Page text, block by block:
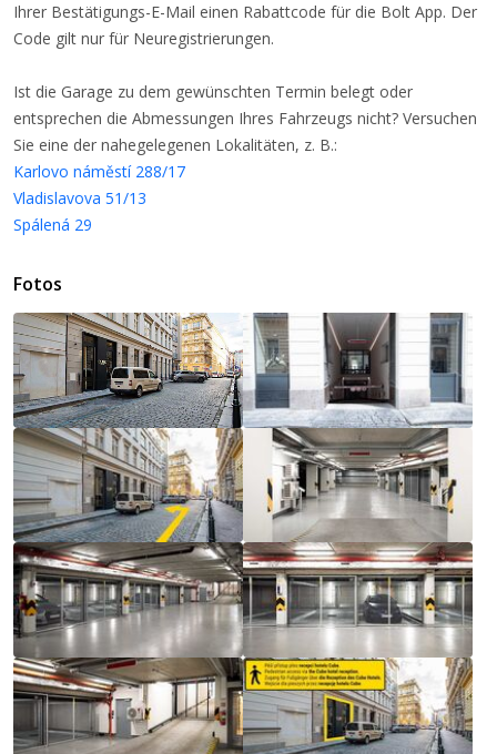
Ihrer Bestätigungs-E-Mail einen Rabattcode für die Bolt App. Der
Code gilt nur für Neuregistrierungen.
Ist die Garage zu dem gewünschten Termin belegt oder
entsprechen die Abmessungen Ihres Fahrzeugs nicht? Versuchen
Sie eine der nahegelegenen Lokalitäten, z. B.:
Karlovo náměstí 288/17
Vladislavova 51/13
Spálená 29
Fotos